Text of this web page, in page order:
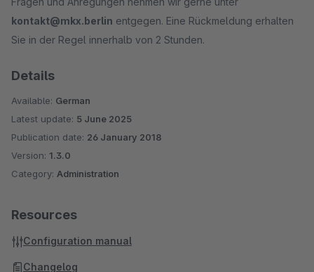
kontakt@mkx.berlin entgegen. Eine Rückmeldung erhalten
Sie in der Regel innerhalb von 2 Stunden.
Details
Available: German
Latest update: 5 June 2025
Publication date: 26 January 2018
Version: 1.3.0
Category: Administration
Resources
Configuration manual
Changelog